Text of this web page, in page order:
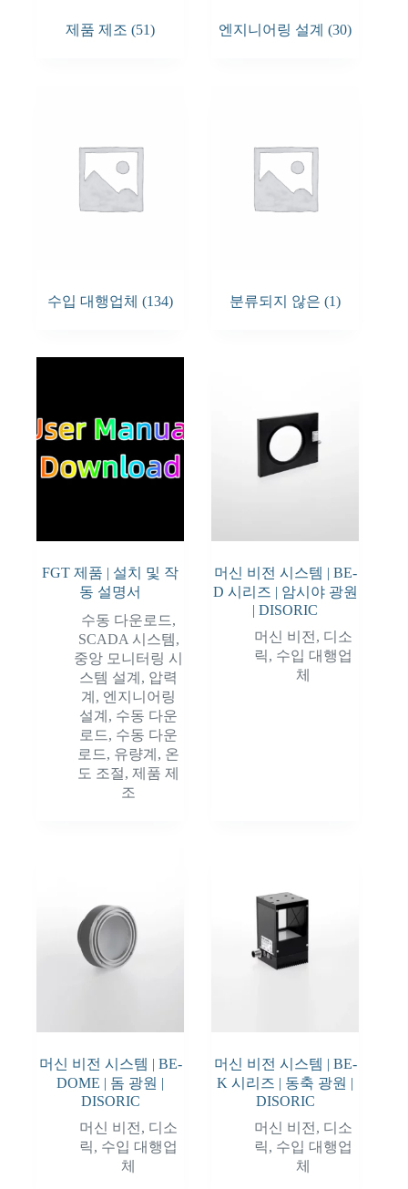
제품 제조(51) 엔지니어링 설계(30)
수입 대행업체(134) 분류되지 않은(1)
FGT 제품 | 설치 및 작
동 설명서
수동 다운로드,
SCADA 시스템,
중앙 모니터링 시
스템 설계 , 압력
계 , 엔지니어링
설계 , 수동 다운
로드, 수동 다운
로드, 유량계 , 온
도 조절,제품 제
조
머신 비전 시스템 | BE-
D 시리즈 | 암시야 광원
| DISORIC
머신 비전 , 디소
릭, 수입 대행업
체
머신 비전 시스템 | BE-
DOME | 돔 광원 |
DISORIC
머신 비전, 디소
릭, 수입 대행업
체
머신 비전 시스템 | BE-
K 시리즈 | 동축 광원 |
DISORIC
머신 비전, 디소
릭, 수입 대행업
체